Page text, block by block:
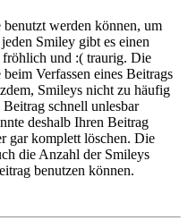
werden können, um
Smiley gibt es einen
und :( traurig. Die
Verfassen eines Beitrags
Smileys nicht zu häufig
schnell unlesbar
deshalb Ihren Beitrag
gar komplett löschen. Die
die Anzahl der Smileys
benutzen können.